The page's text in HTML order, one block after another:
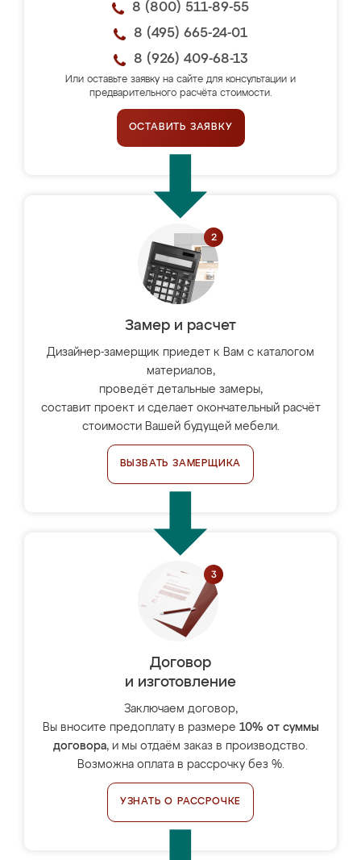
8 (800) 511-89-55
8 (495) 665-24-01
8 (926) 409-68-13
Или оставьте заявку на сайте для консультации и
предварительного расчёта стоимости.
ОСТАВИТЬ ЗАЯВКУ
Замер и расчет
Дизайнер-замерщик приедет к Вам с каталогом
материалов,
проведёт детальные замеры,
составит проект и сделает окончательный расчёт
стоимости Вашей будущей мебели.
ВЫЗВАТЬ ЗАМЕРЩИКА
Договор
и изготовление
Заключаем договор,
Вы вносите предоплату в размере 10% от суммы
договора, и мы отдаём заказ в производство.
Возможна оплата в рассрочку без %.
УЗНАТЬ О РАССРОЧКЕ